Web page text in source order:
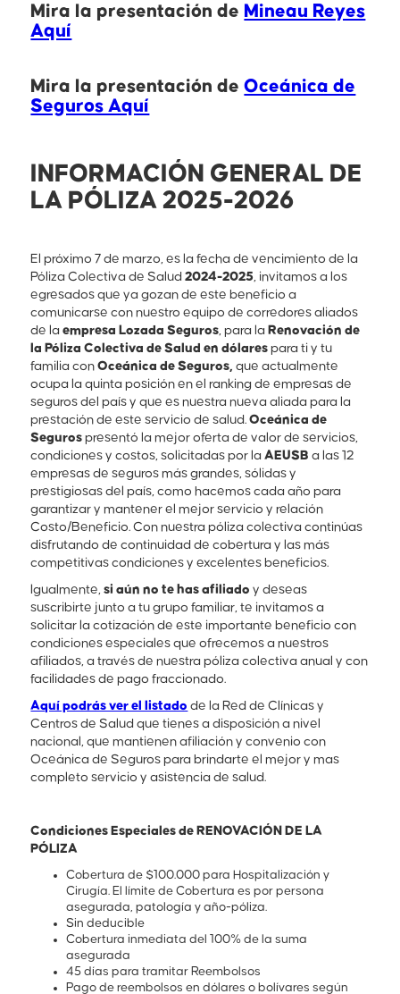
Mira la presentación de Mineau Reyes
Aquí
Mira la presentación deOceánica de
Seguros Aquí
INFORMACIÓN GENERAL DE
LA PÓLIZA 2025-2026
El próximo 7 de marzo, es la fecha de vencimiento de la
Póliza Colectiva de Salud2024-2025 , invitamos a los
egresados que ya gozan de este beneficio a
comunicarse con nuestro equipo de corredores aliados
de laempresa Lozada Seguros , para laRenovación de
la Póliza Colectiva de Salud en dólares para ti y tu
familia conOceánica de Seguros,que actualmente
ocupa la quinta posición en el ranking de empresas de
seguros del país y que es nuestra nueva aliada para la
prestación de este servicio de salud.Oceánica de
Seguros presentó la mejor oferta de valor de servicios,
condiciones y costos, solicitadas por laAEUSB a las 12
empresas de seguros más grandes, sólidas y
prestigiosas del país, como hacemos cada año para
garantizar y mantener el mejor servicio y relación
Costo/Beneficio. Con nuestra póliza colectiva continúas
disfrutando de continuidad de cobertura y las más
competitivas condiciones y excelentes beneficios.
Igualmente,si aún no te has afiliado y deseas
suscribirte junto a tu grupo familiar, te invitamos a
solicitar la cotización de este importante beneficio con
condiciones especiales que ofrecemos a nuestros
afiliados, a través de nuestra póliza colectiva anual y con
facilidades de pago fraccionado.
Aquí podrás ver el listado de la Red de Clínicas y
Centros de Salud que tienes a disposición a nivel
nacional, que mantienen afiliación y convenio con
Oceánica de Seguros para brindarte el mejor y mas
completo servicio y asistencia de salud.
Condiciones Especiales de RENOVACIÓN DE LA
PÓLIZA
Cobertura de $100.000 para Hospitalización y
Cirugía. El límite de Cobertura es por persona
asegurada, patología y año-póliza.
Sin deducible
Cobertura inmediata del 100% de la suma
asegurada
45 días para tramitar Reembolsos
Pago de reembolsos en dólares o bolívares según